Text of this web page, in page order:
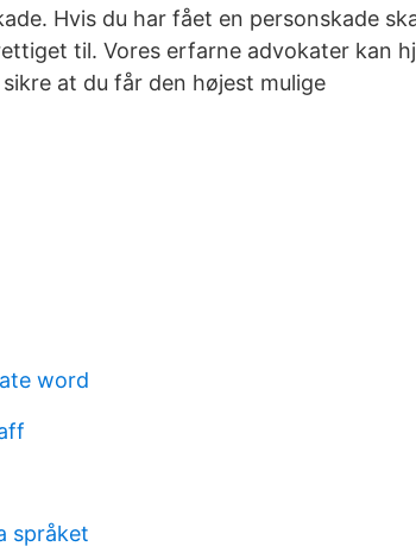
Hvis du har fået en personskade
til. Vores erfarne advokater kan
at du får den højest mulige
word
språket